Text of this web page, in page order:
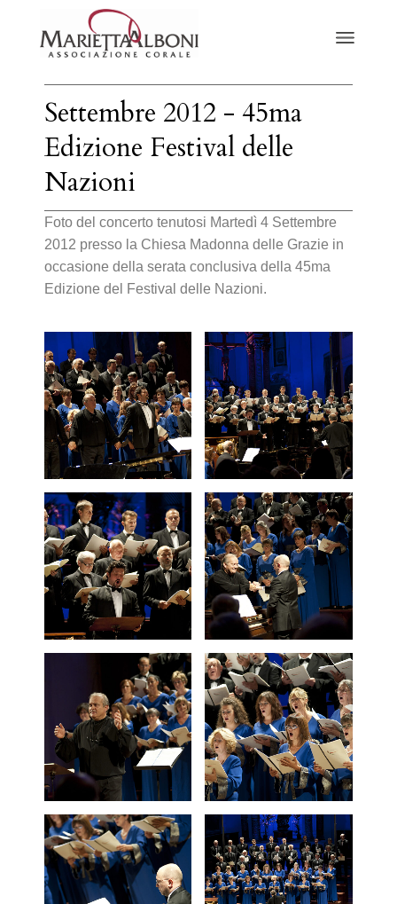
Settembre 2012 - 45ma
Edizione Festival delle
Nazioni
Foto del concerto tenutosi Martedì 4 Settembre
2012 presso la Chiesa Madonna delle Grazie in
occasione della serata conclusiva della 45ma
Edizione del Festival delle Nazioni.